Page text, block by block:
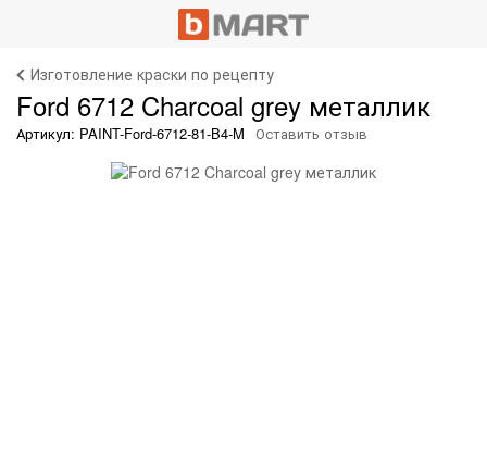
Изготовление краски по рецепту
Ford 6712 Charcoal grey металлик
Артикул: PAINT-Ford-6712-81-B4-M Оставить отзыв